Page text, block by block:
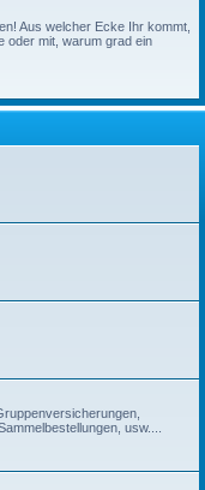
Aus welcher Ecke Ihr kommt,
oder mit, warum grad ein
usw....